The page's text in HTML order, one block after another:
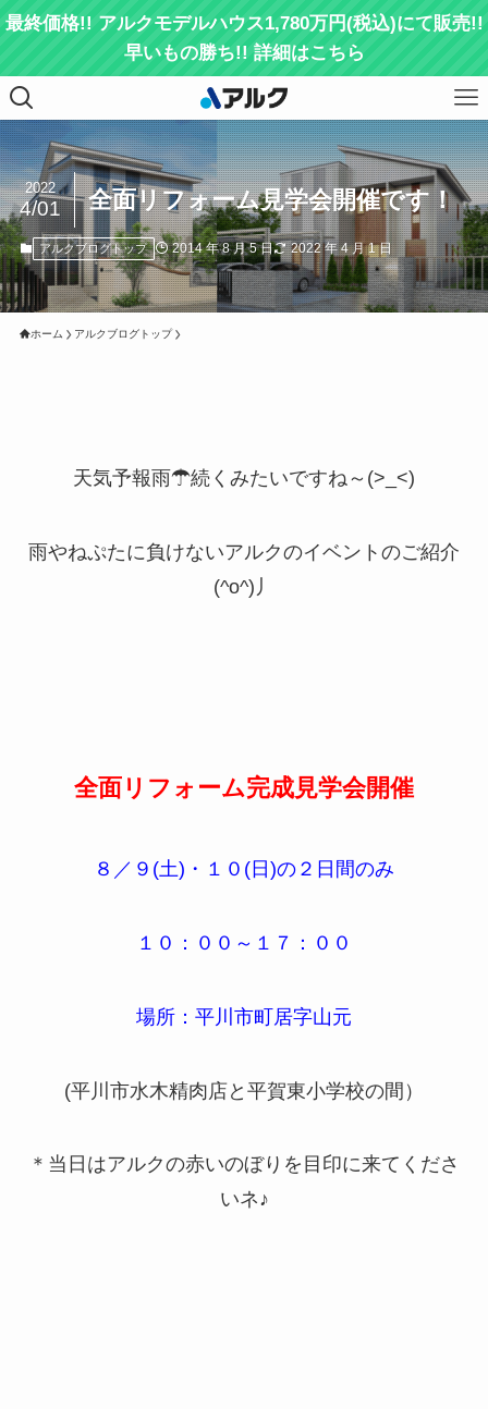
最終価格!! アルクモデルハウス1,780万円(税込)にて販売!!
早いもの勝ち!! 詳細はこちら
全面リフォーム見学会開催です！
2022
4/01
アルクブログトップ 2014 年 8 月 5 日 2022 年 4 月 1 日
ホーム アルクブログトップ
天気予報雨☂続くみたいですね～(>_<)
雨やねぷたに負けないアルクのイベントのご紹介
(^o^)丿
全面リフォーム完成見学会開催
８／９(土)・１０(日)の２日間のみ
１０：００～１７：００
場所：平川市町居字山元
(平川市水木精肉店と平賀東小学校の間）
＊当日はアルクの赤いのぼりを目印に来てくださ
いネ♪